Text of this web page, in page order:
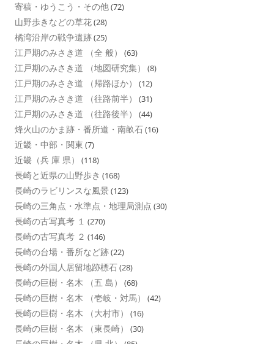
寄稿・ゆうこう・その他(72)
山野歩きなどの草花(28)
橘湾沿岸の戦争遺跡(25)
江戸期のみさき道 （全 般） (63)
江戸期のみさき道 （地図研究集） (8)
江戸期のみさき道 （帰路ほか） (12)
江戸期のみさき道 （往路前半） (31)
江戸期のみさき道 （往路後半） (44)
烽火山のかま跡・番所道・南畝石(16)
近畿・中部・関東 (7)
近畿（兵 庫 県） (118)
長崎と近県の山野歩き (168)
長崎のラビリンスな風景 (123)
長崎の三角点・水準点・地理局測点 (30)
長崎の古写真考 １ (270)
長崎の古写真考 ２ (146)
長崎の台場・番所など跡(22)
長崎の外国人居留地跡標石(28)
長崎の巨樹・名木 （五 島） (68)
長崎の巨樹・名木 （壱岐・対馬） (42)
長崎の巨樹・名木 （大村市） (16)
長崎の巨樹・名木 （東長崎） (30)